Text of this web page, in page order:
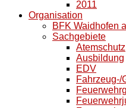
2011
Organisation
BFK Waidhofen
Sachgebiete
Atemschutz
Ausbildung
EDV
Fahrzeug-/